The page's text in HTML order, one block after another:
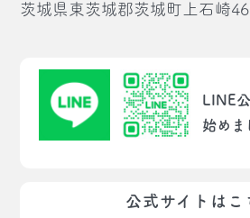
茨城県東茨城郡茨城町上石崎
LINE
始めま
公式サイトはこ